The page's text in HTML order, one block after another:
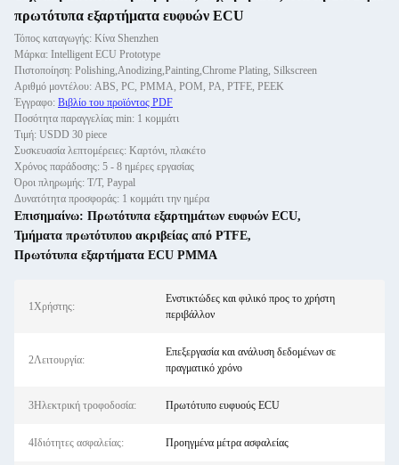
πρωτότυπα εξαρτήματα ευφυών ECU
Τόπος καταγωγής: Κίνα Shenzhen
Μάρκα: Intelligent ECU Prototype
Πιστοποίηση: Polishing,Anodizing,Painting,Chrome Plating, Silkscreen
Αριθμό μοντέλου: ABS, PC, PMMA, POM, PA, PTFE, PEEK
Έγγραφο: Βιβλίο του προϊόντος PDF
Ποσότητα παραγγελίας min: 1 κομμάτι
Τιμή: USDD 30 piece
Συσκευασία λεπτομέρειες: Καρτόνι, πλακέτο
Χρόνος παράδοσης: 5 - 8 ημέρες εργασίας
Όροι πληρωμής: Τ/Τ, Paypal
Δυνατότητα προσφοράς: 1 κομμάτι την ημέρα
Επισημαίνω: Πρωτότυπα εξαρτημάτων ευφυών ECU,
Τμήματα πρωτότυπου ακριβείας από PTFE,
Πρωτότυπα εξαρτήματα ECU PMMA
1Χρήστης:
Ενστικτώδες και φιλικό προς το χρήστη
περιβάλλον
2Λειτουργία:
Επεξεργασία και ανάλυση δεδομένων σε
πραγματικό χρόνο
3Ηλεκτρική τροφοδοσία: Πρωτότυπο ευφυούς ECU
4Ιδιότητες ασφαλείας: Προηγμένα μέτρα ασφαλείας